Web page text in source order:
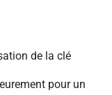
de la clé
pour un